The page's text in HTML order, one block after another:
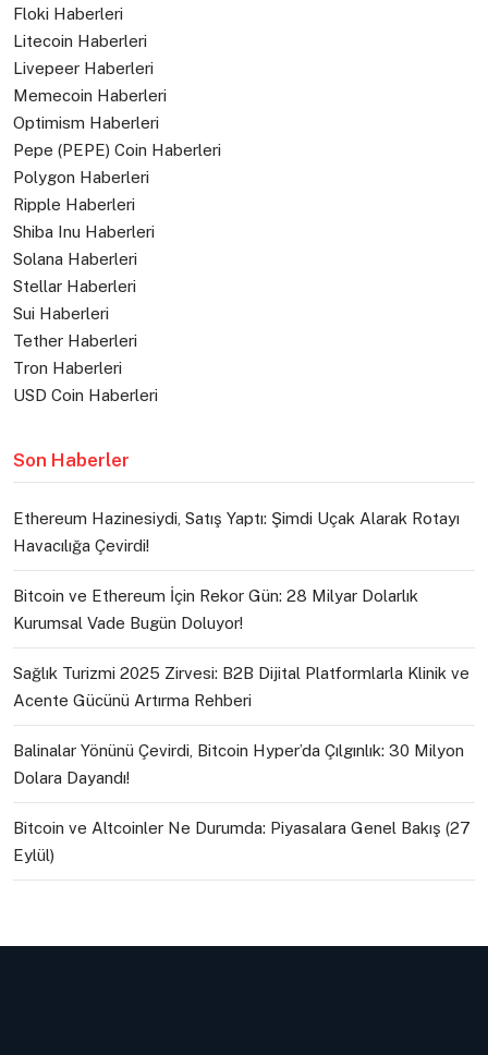
Floki Haberleri
Litecoin Haberleri
Livepeer Haberleri
Memecoin Haberleri
Optimism Haberleri
Pepe (PEPE) Coin Haberleri
Polygon Haberleri
Ripple Haberleri
Shiba Inu Haberleri
Solana Haberleri
Stellar Haberleri
Sui Haberleri
Tether Haberleri
Tron Haberleri
USD Coin Haberleri
Son Haberler
Ethereum Hazinesiydi, Satış Yaptı: Şimdi Uçak Alarak Rotayı
Havacılığa Çevirdi!
Bitcoin ve Ethereum İçin Rekor Gün: 28 Milyar Dolarlık
Kurumsal Vade Bugün Doluyor!
Sağlık Turizmi 2025 Zirvesi: B2B Dijital Platformlarla Klinik ve
Acente Gücünü Artırma Rehberi
Balinalar Yönünü Çevirdi, Bitcoin Hyper’da Çılgınlık: 30 Milyon
Dolara Dayandı!
Bitcoin ve Altcoinler Ne Durumda: Piyasalara Genel Bakış (27
Eylül)